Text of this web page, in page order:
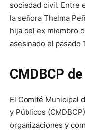
sociedad civil. Entre
la señora Thelma
hija del ex miembro
asesinado el pasado
CMDBCP
El Comité Municipal
y Públicos
organizaciones y